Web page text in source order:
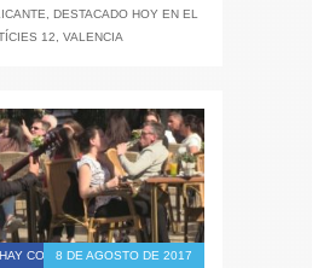
DESTACADO HOY EN EL
12 VALENCIA
COMENTARIOS
8 DE AGOSTO DE 2017